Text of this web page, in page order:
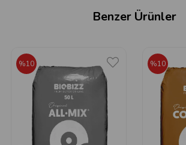
Benzer Ürünler
%10 %10